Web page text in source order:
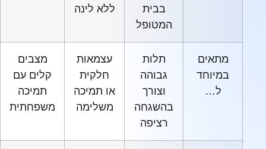
בבית
המטופל
ללא לינה
מתאים
במיוחד
ל…
תלות
גבוהה
וצורך
בהשגחה
רציפה
עצמאות
חלקית
או תמיכה
משלימה
מצבים
קלים עם
תמיכה
משפחתית